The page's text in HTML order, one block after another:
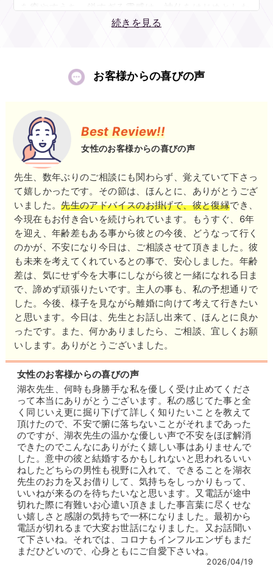
お悩み…どんなことにでも寄り添わせてください。
お話できる機会を、心よりお待ちしております。
高位霊体との交信を可能とするに至ったのです。
を重視したご鑑定は、温かみにあふれたヒアリングか
ら始まります。
言葉がほしい／今後どうなるか…不安の元は多岐にわ
たるもの。先生は、お二人の歴史の裏にあった様々な
感情を「神の視点」を借りて導き出すことで、これら
の心配事を1つ1つ丁寧に解きほぐしてくださいます。
第一印象、どんな関係になりたいと考えているのかな
ど、今現在の気持ちに留まらないお相手の心理を深く
知ることで、あなたの中でも進み方の方向性が見えて
くるはずです。
仏教、神道、心理学といった「学術としての神秘」に
も親しまれてきた先生ならではの、先読みの機知に富
んだアドバイスに加え、祈祷師として長年、磨いてき
た思念伝達のお力も合わさり「彼の愛を実感できな
い」「私の気持ちは伝わっていないのかもしれない」
そんな憂鬱は明るく塗り替えられることでしょう。
目に見えない事柄のために、目に見えない傷を作って
いく…悲しい連鎖を断ち切る【恋の大革命】は、この
ご縁から始まるのかもしれません。
あなたらしさをいかなる時も受け止めてくださる湖衣
先生と一緒に、新しい未来を描き始めましょう！
続きを見る
お客様からの喜びの声
Best Review!!
女性のお客様からの喜びの声
先生、数年ぶりのご相談にも関わらず、覚えていて下さっ
て嬉しかったです。その節は、ほんとに、ありがとうござ
いました。先生のアドバイスのお掛げで、彼と復縁でき、
今現在もお付き合いを続けられています。もうすぐ、6年
を迎え、年齢差もある事から彼との今後、どうなって行く
のかが、不安になり今日は、ご相談させて頂きました。彼
も未来を考えてくれているとの事で、安心しました。年齢
差は、気にせず今を大事にしながら彼と一緒になれる日ま
で、諦めず頑張りたいです。主人の事も、私の予想通りで
した。今後、様子を見ながら離婚に向けて考えて行きたい
と思います。今日は、先生とお話し出来て、ほんとに良か
ったです。また、何かありましたら、ご相談、宜しくお願
いします。ありがとうございました。
女性のお客様からの喜びの声
湖衣先生、何時も身勝手な私を優しく受け止めてくださ
って本当にありがとうございます。私の感じてた事と全
く同じいえ更に掘り下げて詳しく知りたいことを教えて
頂けたので、不安で腑に落ちないことがそれまであった
のですが、湖衣先生の温かな優しい声で不安をほぼ解消
できたのでこんなにありがたく嬉しい事はありませんで
した。意中の彼と結婚するかもしれないと思われるいい
ねしたどちらの男性も視野に入れて、できることを湖衣
先生のお力を又お借りして、気持ちをしっかりもって、
いいねが来るのを待ちたいなと思います。又電話が途中
切れた際に有難いお心遣い頂きました事言葉に尽くせな
い嬉しさと感謝の気持ちで一杯になりました。最初から
電話が切れるまで大変お世話になりました。又お話聞い
て下さいね。それでは、コロナもインフルエンザもまだ
まだひどいので、心身ともにご自愛下さいね。
2026/04/19